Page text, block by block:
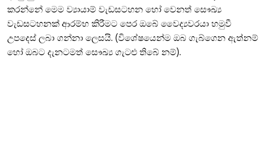
කරන්නේ මෙම ව්‍යායාම් වැඩසටහන හෝ වෙනත් සෞඛ්‍ය
වැඩසටහනක් ආරම්භ කිරීමට පෙර ඔබේ වෛද්‍යවරයා හමුවී
උපදෙස් ලබා ගන්නා ලෙසයි. (විශේෂයෙන්ම ඔබ ගැබ්ගෙන ඇත්නම්
හෝ ඔබට දැනටමත් සෞඛ්‍ය ගැටළු තිබේ නම්).